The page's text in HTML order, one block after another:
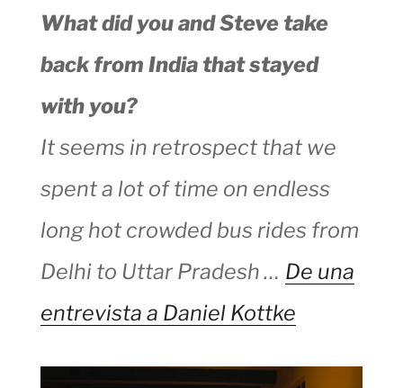
What did you and Steve take
back from India that stayed
with you?
It seems in retrospect that we
spent a lot of time on endless
long hot crowded bus rides from
Delhi to Uttar Pradesh … De una
entrevista a Daniel Kottke